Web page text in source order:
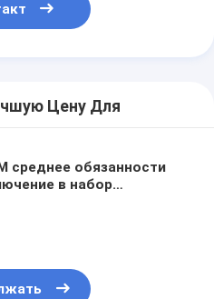
Цену Для
среднее обязанности
в набор